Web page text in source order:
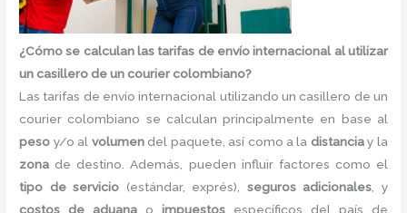
¿Cómo se calculan las tarifas de envío internacional al utilizar
un casillero de un courier colombiano?
Las tarifas de envío internacional utilizando un casillero de un
courier colombiano se calculan principalmente en base al
peso y/o al volumendel paquete, así como a la distanciay la
zona de destino. Además, pueden influir factores como el
tipo de servicio (estándar, exprés), seguros adicionales, y
costos de aduana oimpuestos específicos del país de